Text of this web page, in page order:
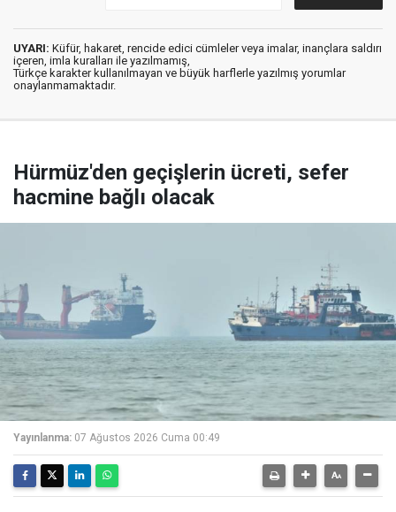
UYARI: Küfür, hakaret, rencide edici cümleler veya imalar, inançlara saldırı
içeren, imla kuralları ile yazılmamış,
Türkçe karakter kullanılmayan ve büyük harflerle yazılmış yorumlar
onaylanmamaktadır.
Hürmüz'den geçişlerin ücreti, sefer
hacmine bağlı olacak
Yayınlanma: 07 Ağustos 2026 Cuma 00:49